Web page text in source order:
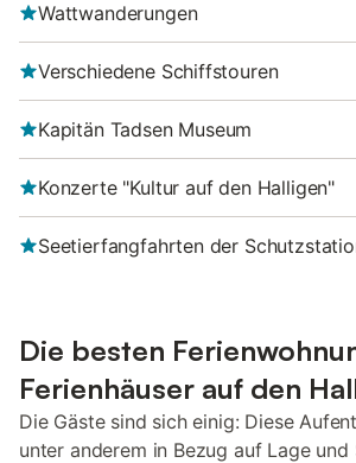
Wattwanderungen
Verschiedene Schiffstouren
Kapitän Tadsen Museum
Konzerte "Kultur auf den Halligen"
Seetierfangfahrten der
Die besten
Ferienhäuser auf den
Die Gäste sind sich einig: Diese
unter anderem in Bezug auf Lage und